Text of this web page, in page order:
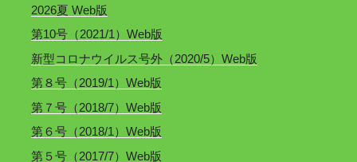
2026夏 Web版
第10号（2021/1）Web版
新型コロナウイルス号外（2020/5）Web版
第８号（2019/1）Web版
第７号（2018/7）Web版
第６号（2018/1）Web版
第５号（2017/7）Web版